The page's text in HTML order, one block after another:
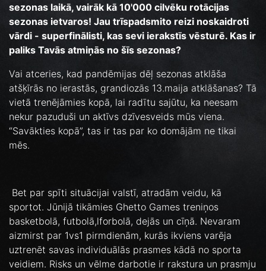
sezonas laikā, vairāk kā 10'000 cilvēku rotācijas
sezonas ietvaros! Jau trīspadsmito reizi noskaidroti
vārdi - superfinālisti, kas sevi ierakstīs vēsturē. Kas ir
paliks Tavās atmiņās no šīs sezonas?
Vai atceries, kad pandēmijas dēļ sezonas atklāša
atšķīrās no ierastās, grandiozās 13.maija atklāšanas? Tā
vietā trenējāmies kopā, lai radītu sajūtu, ka neesam
nekur pazuduši un aktīvs dzīvesveids mūs viena.
“Savākties kopā”, tas ir tas par ko domājām ne tikai
mēs.
Bet par spīti situācijai valstī, atradām veidu, kā
sportot. Jūnijā tikāmies Ghetto Games treniņos
basketbolā, futbolā,lforbolā, dejās un cīņā. Nevaram
aizmirst par 1vs1 pirmdienām, kurās ikviens varēja
uztrenēt savas individuālās prasmes kādā no sporta
veidiem. Risks un vēlme darbotie ir rakstura un prasmju